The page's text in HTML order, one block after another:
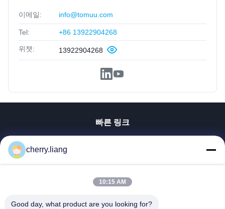
이메일: info@tomuu.com
Tel: +86 13922904268
위챗: 13922904268
빠른 링크
회사 소개
cherry.liang
10:15 AM
Good day, what product are you looking for?